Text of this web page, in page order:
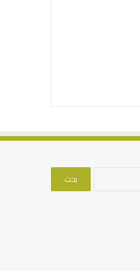
البحث